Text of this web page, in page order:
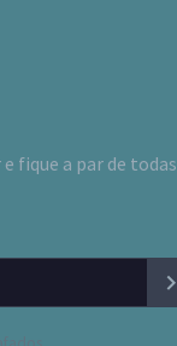
fique a par de todas